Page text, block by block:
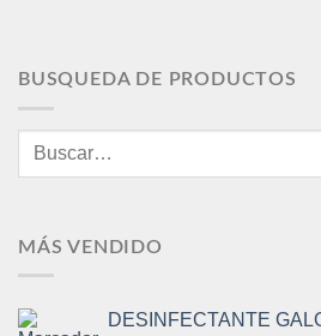
BUSQUEDA DE PRODUCTOS
Buscar
MÁS VENDIDO
DESINFECTANTE